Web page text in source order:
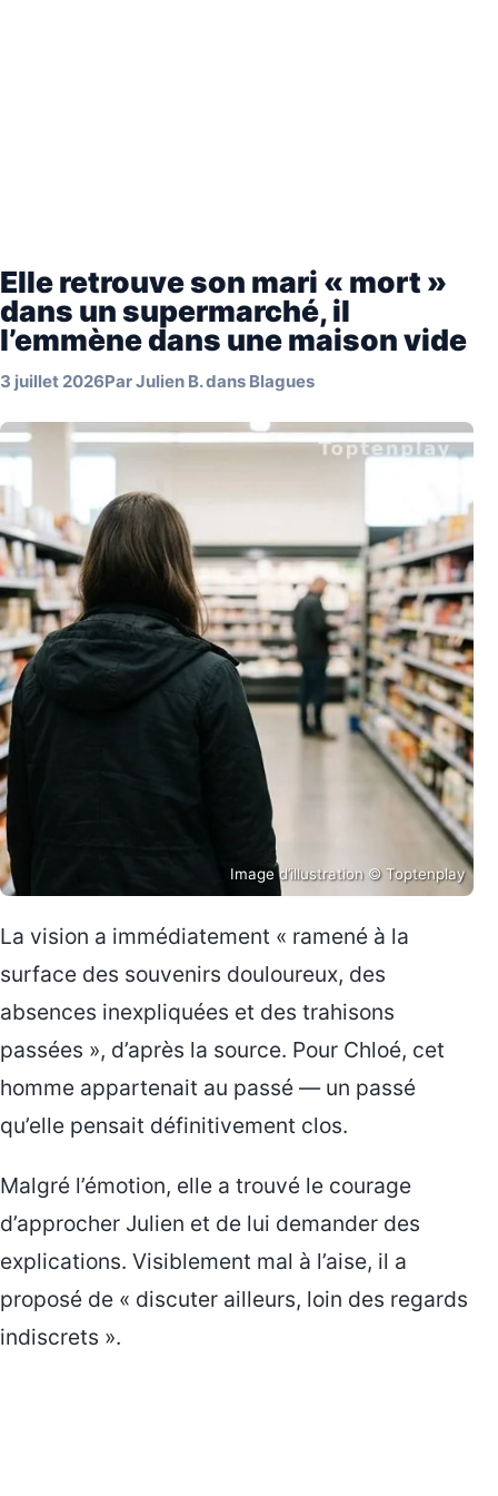
Elle retrouve son mari « mort »
dans un supermarché, il
l’emmène dans une maison vide
3 juillet 2026ParJulien B.dans Blagues
Image d’illustration © Toptenplay
La vision a immédiatement « ramené à la
surface des souvenirs douloureux, des
absences inexpliquées et des trahisons
passées », d’après la source. Pour Chloé, cet
homme appartenait au passé — un passé
qu’elle pensait définitivement clos.
Malgré l’émotion, elle a trouvé le courage
d’approcher Julien et de lui demander des
explications. Visiblement mal à l’aise, il a
proposé de « discuter ailleurs, loin des regards
indiscrets ».